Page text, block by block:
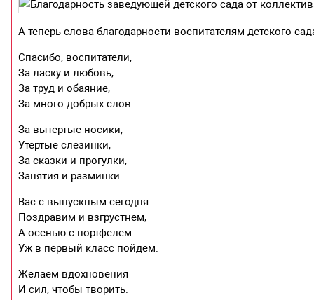
А теперь слова благодарности воспитателям детского
Спасибо, воспитатели,
За ласку и любовь,
За труд и обаяние,
За много добрых слов.
За вытертые носики,
Утертые слезинки,
За сказки и прогулки,
Занятия и разминки.
Вас с выпускным сегодня
Поздравим и взгрустнем,
А осенью с портфелем
Уж в первый класс пойдем.
Желаем вдохновения
И сил, чтобы творить.